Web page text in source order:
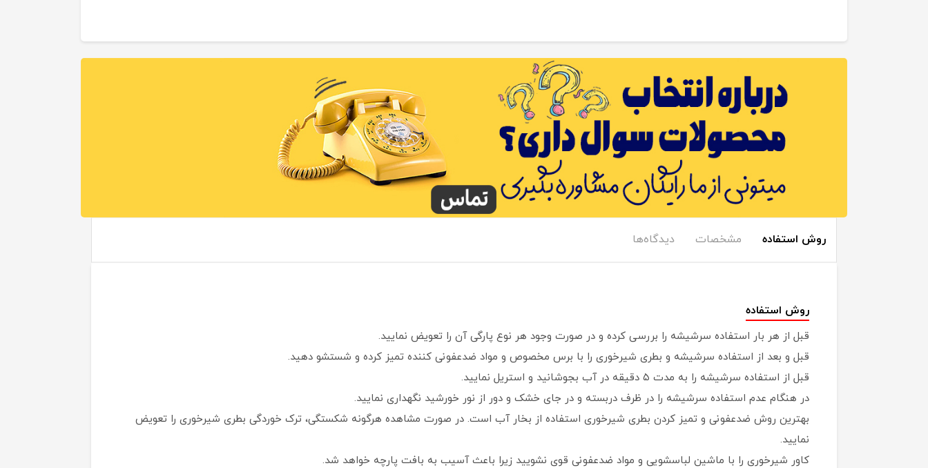
روش استفاده مشخصات دیدگاه‌ها
روش استفاده
قبل از هر بار استفاده سرشیشه را بررسی کرده و در صورت وجود هر نوع پارگی آن را تعویض نمایید.
قبل و بعد از استفاده سرشیشه و بطری شیرخوری را با برس مخصوص و مواد ضدعفونی کننده تمیز کرده و شستشو دهید.
قبل از استفاده سرشیشه را به مدت ۵ دقیقه در آب بجوشانید و استریل نمایید.
در هنگام عدم استفاده سرشیشه را در ظرف دربسته و در جای خشک و دور از نور خورشید نگهداری نمایید.
بهترین روش ضدعفونی و تمیز کردن بطری شیرخوری استفاده از بخار آب است. در صورت مشاهده هرگونه شکستگی، ترک خوردگی بطری شیرخوری را تعویض
نمایید.
کاور شیرخوری را با ماشین لباسشویی و مواد ضدعفونی قوی نشویید زیرا باعث آسیب به بافت پارچه خواهد شد.